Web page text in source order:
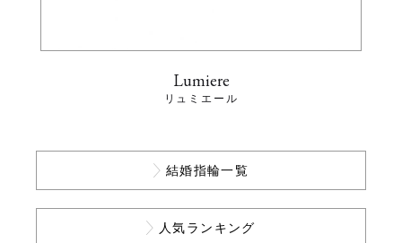
Lumiere
リュミエール
結婚指輪一覧
人気ランキング